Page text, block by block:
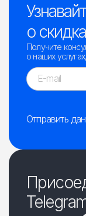
о
Получите
о наших
Отправить